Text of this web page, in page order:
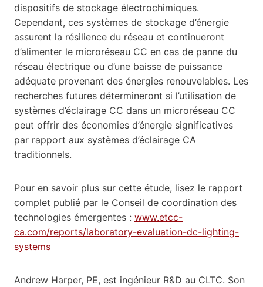
dispositifs de stockage électrochimiques.
Cependant, ces systèmes de stockage d’énergie
assurent la résilience du réseau et continueront
d’alimenter le microréseau CC en cas de panne du
réseau électrique ou d’une baisse de puissance
adéquate provenant des énergies renouvelables. Les
recherches futures détermineront si l’utilisation de
systèmes d’éclairage CC dans un microréseau CC
peut offrir des économies d’énergie significatives
par rapport aux systèmes d’éclairage CA
traditionnels.
Pour en savoir plus sur cette étude, lisez le rapport
complet publié par le Conseil de coordination des
technologies émergentes : www.etcc-
ca.com/reports/laboratory-evaluation-dc-lighting-
systems
Andrew Harper, PE, est ingénieur R&D au CLTC. Son